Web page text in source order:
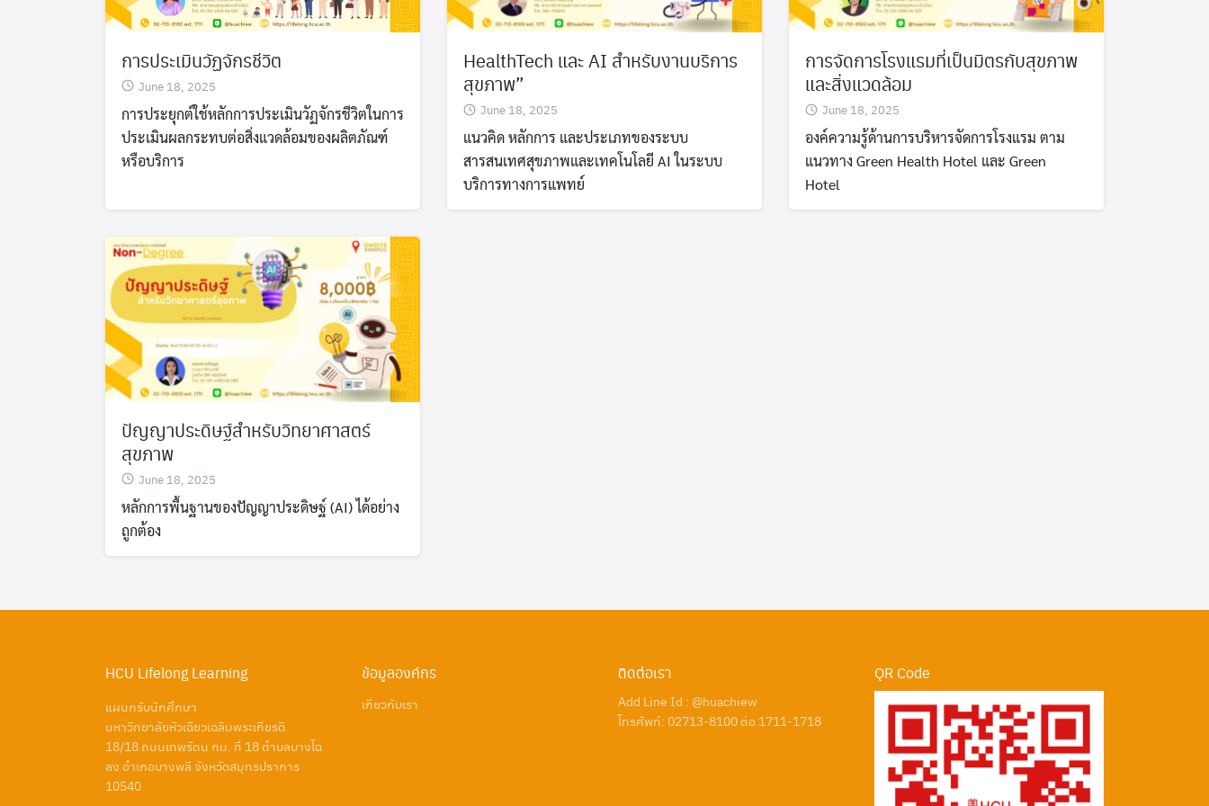
การประเมินวัฏจักรชีวิต
June 18, 2025
การประยุกต์ใช้หลักการประเมินวัฏจักรชีวิตในการ
ประเมินผลกระทบต่อสิ่งแวดล้อมของผลิตภัณฑ์
หรือบริการ
HealthTech และ AI สำหรับงานบริการ
สุขภาพ”
June 18, 2025
แนวคิด หลักการ และประเภทของระบบ
สารสนเทศสุขภาพและเทคโนโลยี AI ในระบบ
บริการทางการแพทย์
การจัดการโรงแรมที่เป็นมิตรกับสุขภาพ
และสิ่งแวดล้อม
June 18, 2025
องค์ความรู้ด้านการบริหารจัดการโรงแรม ตาม
แนวทาง Green Health Hotel และ Green
Hotel
ปัญญาประดิษฐ์สำหรับวิทยาศาสตร์
สุขภาพ
June 18, 2025
หลักการพื้นฐานของปัญญาประดิษฐ์ (AI) ได้อย่าง
ถูกต้อง
HCU Lifelong Learning
แผนกรับนักศึกษา
มหาวิทยาลัยหัวเฉียวเฉลิมพระเกียรติ
18/18 ถนนเทพรัตน กม. ที่ 18 ตำบลบางโฉ
ลง อำเภอบางพลี จังหวัดสมุทรปราการ
10540
ข้อมูลองค์กร
เกี่ยวกับเรา
ติดต่อเรา
Add Line Id : @huachiew
โทรศัพท์: 02713-8100 ต่อ 1711-1718
QR Code